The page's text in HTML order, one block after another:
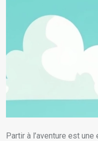
Partir à l’aventure est